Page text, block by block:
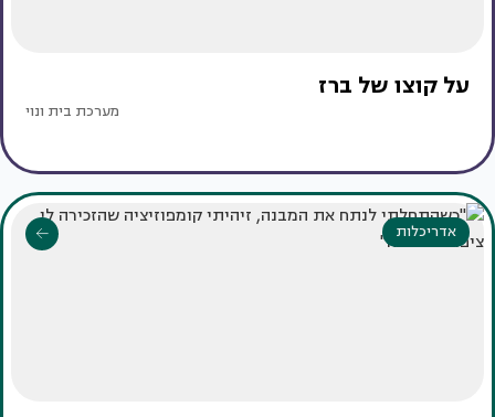
על קוצו של ברז
מערכת בית ונוי
אדריכלות